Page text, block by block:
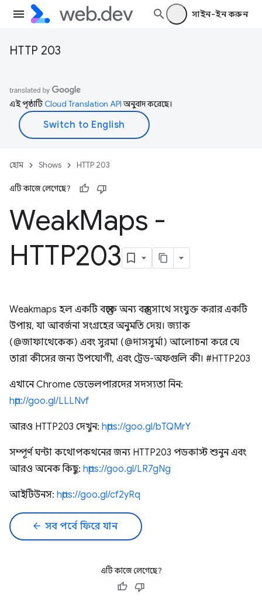
সাইন-ইন করুন
HTTP 203
এই পৃষ্ঠাটিCloud Translation APIঅনুবাদ করেছে।
হোম Shows HTTP 203
এটি কাজে লেগেছে?
WeakMaps -
HTTP203
Weakmaps হল একটি বস্তুকে অন্য বস্তুর সাথে সংযুক্ত করার একটি
উপায়, যা আবর্জনা সংগ্রহের অনুমতি দেয়। জ্যাক
(@জাফাথেকেক) এবং সুরমা (@দাসসুর্মা) আলোচনা করে যে
তারা কীসের জন্য উপযোগী, এবং ট্রেড-অফগুলি কী। #HTTP203
এখানে Chrome ডেভেলপারদের সদস্যতা নিন:
http://goo.gl/LLLNvf
আরও HTTP203 দেখুন: https://goo.gl/bTQMrY
সম্পূর্ণ ঘন্টা কথোপকথনের জন্য HTTP203 পডকাস্ট শুনুন এবং
আরও অনেক কিছু: https://goo.gl/LR7gNg
আইটিউনস: https://goo.gl/cf2yRq
arrow_back সব পর্বে ফিরে যান
এটি কাজে লেগেছে?